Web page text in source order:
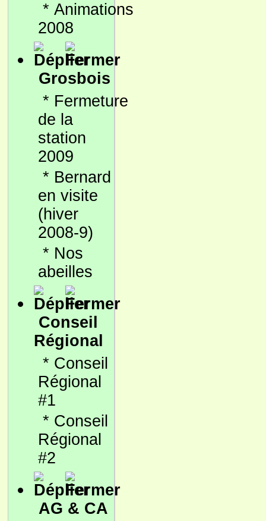
* Animations
2008
Grosbois
* Fermeture
de la
station
2009
* Bernard
en visite
(hiver
2008-9)
* Nos
abeilles
Conseil
Régional
* Conseil
Régional
#1
* Conseil
Régional
#2
AG & CA